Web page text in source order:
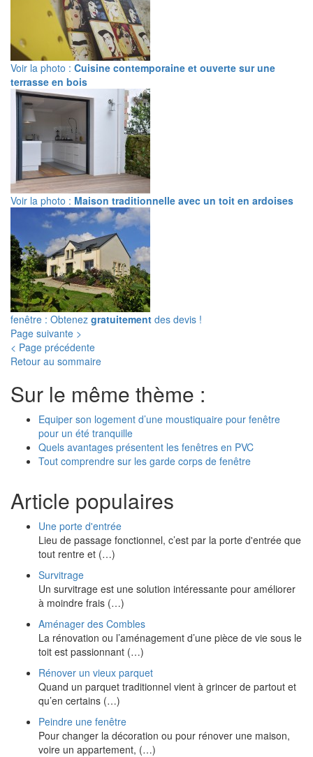
Voir la photo : Cuisine contemporaine et ouverte sur une
terrasse en bois
Voir la photo : Maison traditionnelle avec un toit en ardoises
fenêtre : Obtenez gratuitement des devis !
Page suivante >
< Page précédente
Retour au sommaire
Sur le même thème :
Equiper son logement d’une moustiquaire pour fenêtre
pour un été tranquille
Quels avantages présentent les fenêtres en PVC
Tout comprendre sur les garde corps de fenêtre
Article populaires
Une porte d'entrée
Lieu de passage fonctionnel, c’est par la porte d'entrée que
tout rentre et (…)
Survitrage
Un survitrage est une solution intéressante pour améliorer
à moindre frais (…)
Aménager des Combles
La rénovation ou l’aménagement d’une pièce de vie sous le
toit est passionnant (…)
Rénover un vieux parquet
Quand un parquet traditionnel vient à grincer de partout et
qu’en certains (…)
Peindre une fenêtre
Pour changer la décoration ou pour rénover une maison,
voire un appartement, (…)